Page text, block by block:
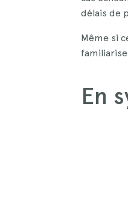
délais de
Même si
En